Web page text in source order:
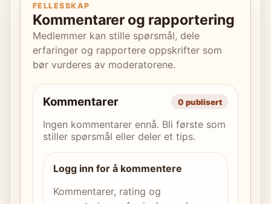
FELLESSKAP
Kommentarer og rapportering
Medlemmer kan stille spørsmål, dele
erfaringer og rapportere oppskrifter som
bør vurderes av moderatorene.
Kommentarer 0 publisert
Ingen kommentarer ennå. Bli første som
stiller spørsmål eller deler et tips.
Logg inn for å kommentere
Kommentarer, rating og